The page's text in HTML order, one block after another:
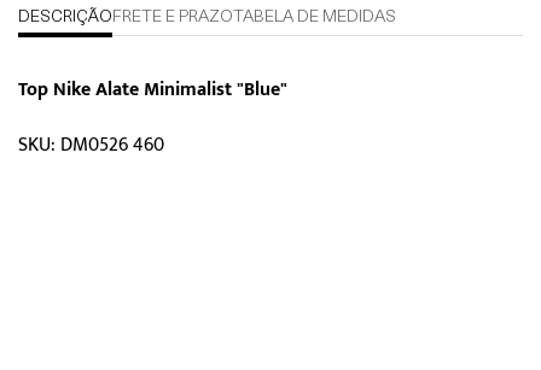
DESCRIÇÃO FRETE E PRAZOTABELA DE MEDIDAS
Top Nike Alate Minimalist "Blue"
SKU: DM0526 460